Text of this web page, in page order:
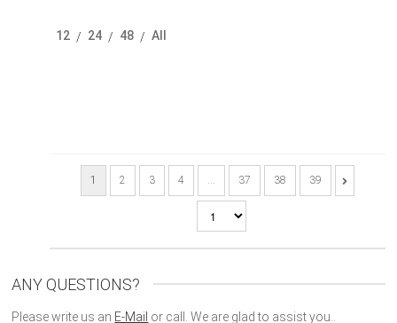
12 / 24 / 48 / All
1 2 3 4 … 37 38 39
ANY QUESTIONS?
Please write us an E-Mail or call. We are glad to assist you..